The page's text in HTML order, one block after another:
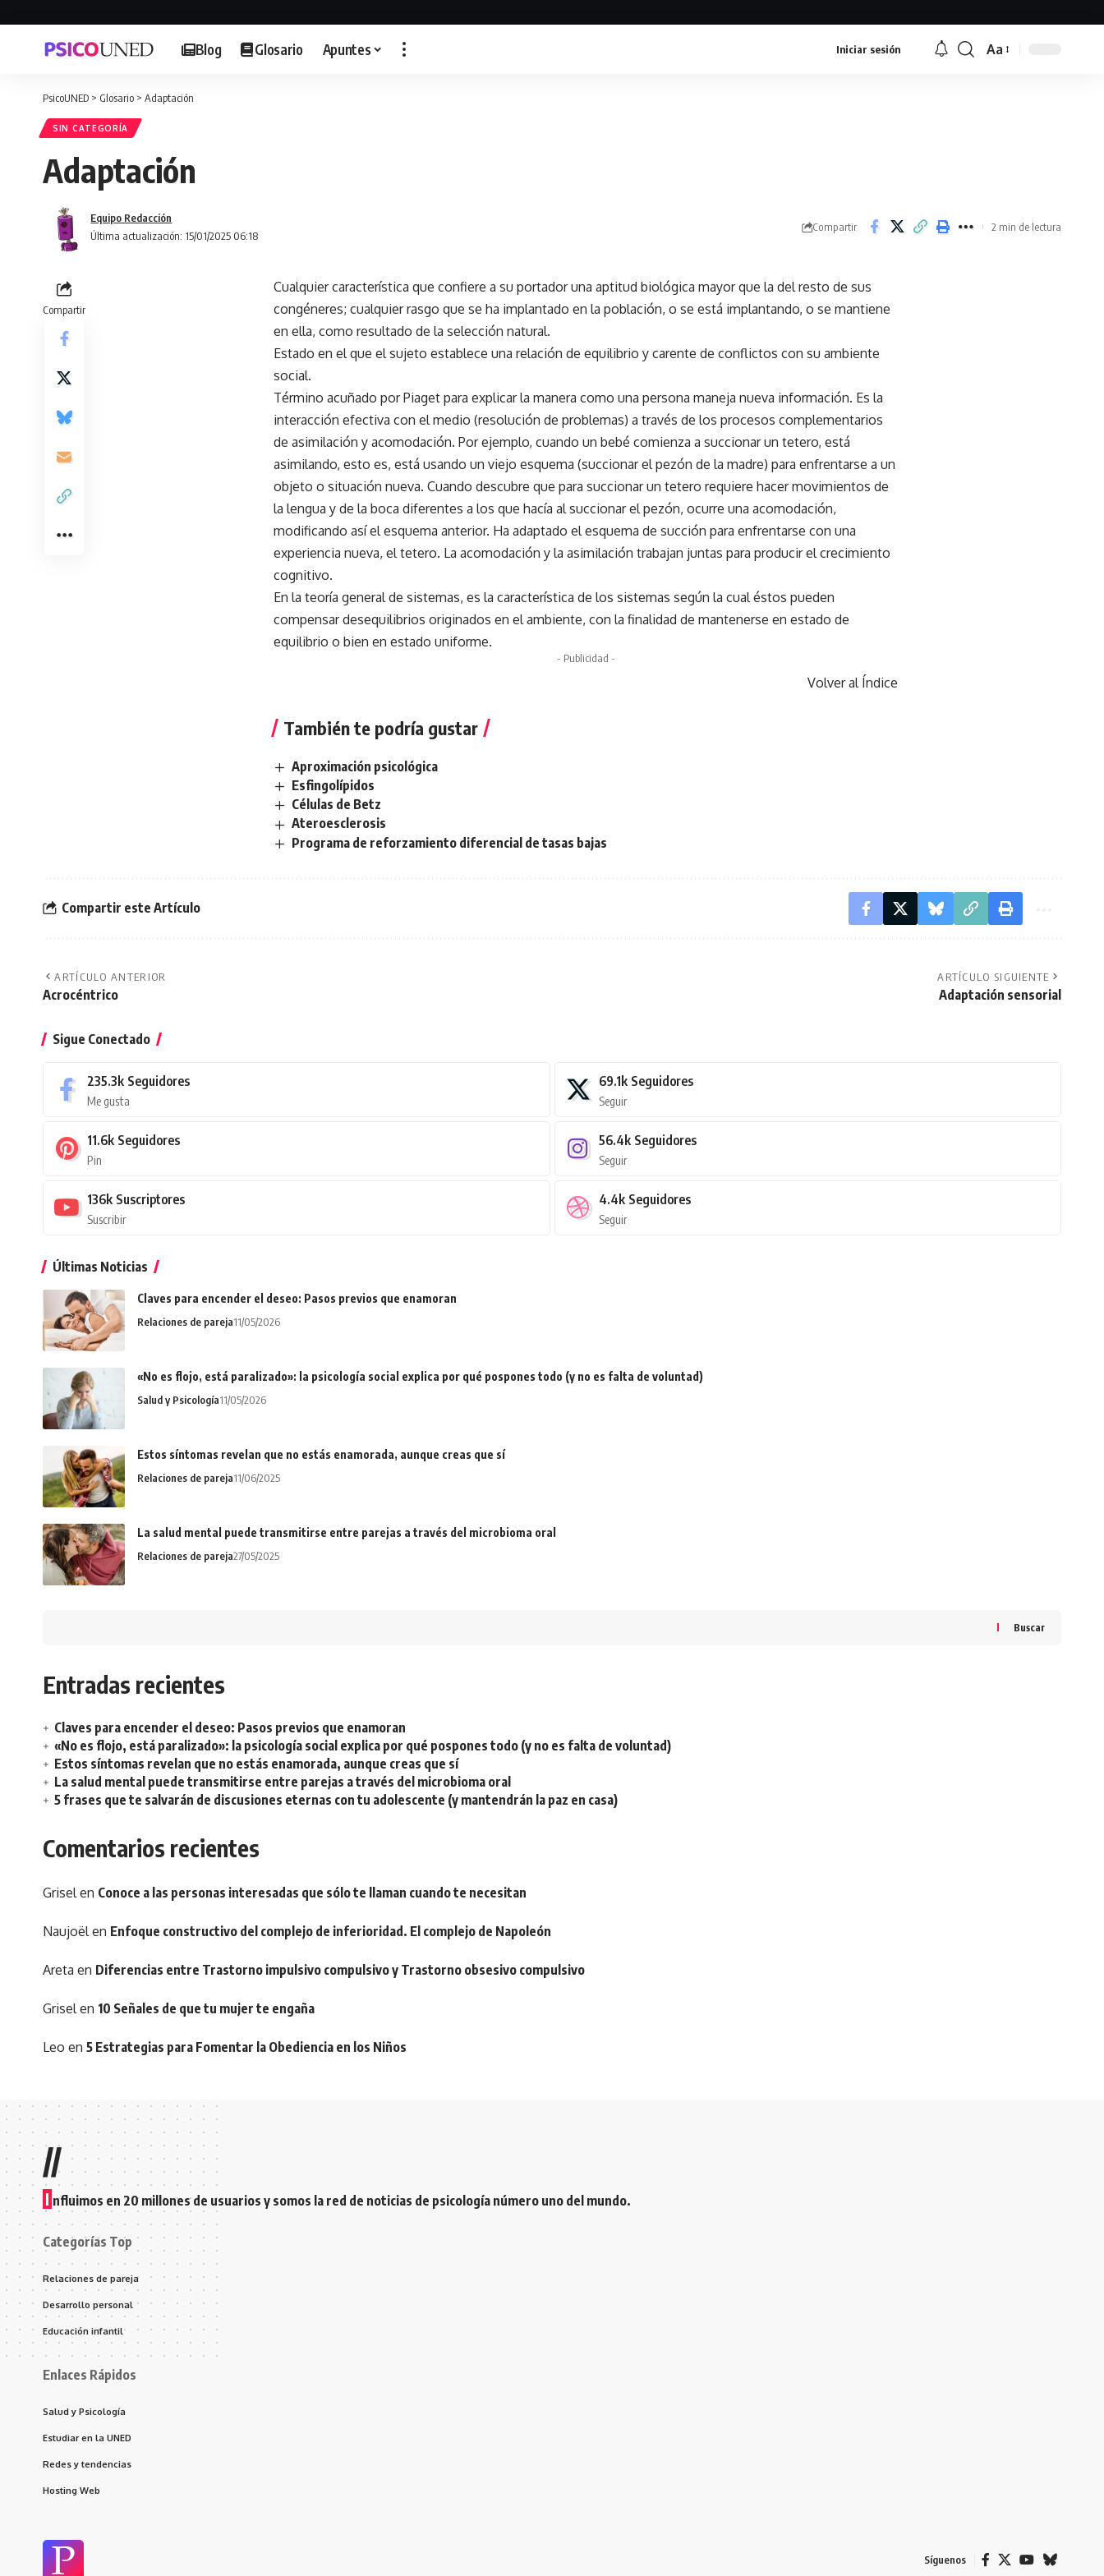
Blog Glosario Apuntes Iniciar sesión
Font
Aa
PsicoUNED > Glosario > Adaptación
SIN CATEGORÍA
Adaptación
Última actualización: 15/01/2025 06:18
Equipo Redacción
Compartir 2 min de lectura
Compartir
Cualquier característica que confiere a su portador una aptitud biológica mayor que la del resto de sus
congéneres; cualquier rasgo que se ha implantado en la población, o se está implantando, o se mantiene
en ella, como resultado de la selección natural.
Estado en el que el sujeto establece una relación de equilibrio y carente de conflictos con su ambiente
social.
Término acuñado por Piaget para explicar la manera como una persona maneja nueva información. Es la
interacción efectiva con el medio (resolución de problemas) a través de los procesos complementarios
de asimilación y acomodación. Por ejemplo, cuando un bebé comienza a succionar un tetero, está
asimilando, esto es, está usando un viejo esquema (succionar el pezón de la madre) para enfrentarse a un
objeto o situación nueva. Cuando descubre que para succionar un tetero requiere hacer movimientos de
la lengua y de la boca diferentes a los que hacía al succionar el pezón, ocurre una acomodación,
modificando así el esquema anterior. Ha adaptado el esquema de succión para enfrentarse con una
experiencia nueva, el tetero. La acomodación y la asimilación trabajan juntas para producir el crecimiento
cognitivo.
En la teoría general de sistemas, es la característica de los sistemas según la cual éstos pueden
compensar desequilibrios originados en el ambiente, con la finalidad de mantenerse en estado de
equilibrio o bien en estado uniforme.
- Publicidad -
Volver al Índice
También te podría gustar
Aproximación psicológica
Esfingolípidos
Células de Betz
Ateroesclerosis
Programa de reforzamiento diferencial de tasas bajas
Compartir este Artículo
ARTÍCULO ANTERIOR
Acrocéntrico
ARTÍCULO SIGUIENTE
Adaptación sensorial
Sigue Conectado
235.3k Seguidores
Me gusta
69.1k Seguidores
Seguir
11.6k Seguidores
Pin
56.4k Seguidores
Seguir
136k Suscriptores
Suscribir
4.4k Seguidores
Seguir
Últimas Noticias
Claves para encender el deseo: Pasos previos que enamoran
Relaciones de pareja11/05/2026
«No es flojo, está paralizado»: la psicología social explica por qué pospones todo (y no es falta de voluntad)
Salud y Psicología11/05/2026
Estos síntomas revelan que no estás enamorada, aunque creas que sí
Relaciones de pareja11/06/2025
La salud mental puede transmitirse entre parejas a través del microbioma oral
Relaciones de pareja27/05/2025
Buscar
Entradas recientes
Claves para encender el deseo: Pasos previos que enamoran
«No es flojo, está paralizado»: la psicología social explica por qué pospones todo (y no es falta de voluntad)
Estos síntomas revelan que no estás enamorada, aunque creas que sí
La salud mental puede transmitirse entre parejas a través del microbioma oral
5 frases que te salvarán de discusiones eternas con tu adolescente (y mantendrán la paz en casa)
Comentarios recientes
Grisel en Conoce a las personas interesadas que sólo te llaman cuando te necesitan
Naujoël en Enfoque constructivo del complejo de inferioridad. El complejo de Napoleón
Areta en Diferencias entre Trastorno impulsivo compulsivo y Trastorno obsesivo compulsivo
Grisel en 10 Señales de que tu mujer te engaña
Leo en 5 Estrategias para Fomentar la Obediencia en los Niños
//
I nfluimos en 20 millones de usuarios y somos la red de noticias de psicología número uno del mundo.
Categorías Top
Relaciones de pareja
Desarrollo personal
Educación infantil
Enlaces Rápidos
Salud y Psicología
Estudiar en la UNED
Redes y tendencias
Hosting Web
Síguenos